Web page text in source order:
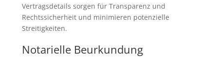
Vertragsdetails sorgen für Transparenz und
Rechtssicherheit und minimieren potenzielle
Streitigkeiten.
Notarielle Beurkundung